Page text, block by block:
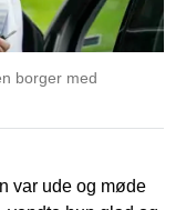
borger med
var ude og møde